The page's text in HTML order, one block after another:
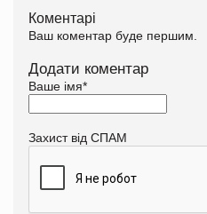
Коментарі
Ваш коментар буде першим.
Додати коментар
Ваше імя*
Захист від СПАМ